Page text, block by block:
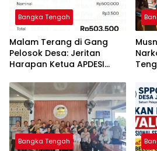
Bangka Tengah
Malam Terang di Gang
Pelosok Desa: Jeritan
Harapan Ketua APDESI
Babel
Bangka Tengah